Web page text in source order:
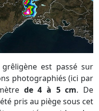
photographiés (ici par
de 4 à 5 cm. De
pris au piège sous cet